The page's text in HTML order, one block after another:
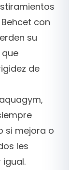
con
su
de
si mejora o
les